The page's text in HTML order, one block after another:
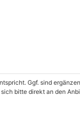
Ggf. sind
bitte direkt an den